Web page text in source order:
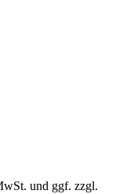
und ggf. zzgl.